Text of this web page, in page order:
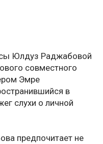
Юлдуз Раджабовой
совместного
Эмре
в
слухи о личной
предпочитает не